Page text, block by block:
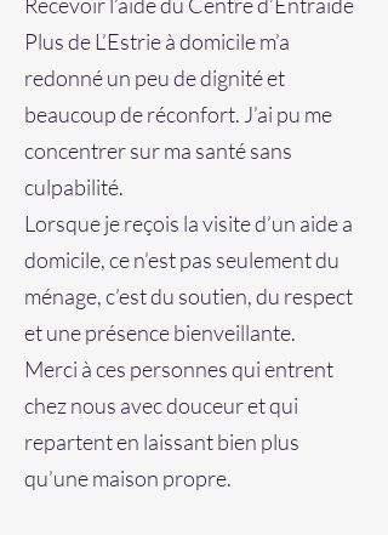
Plus de L’Estrie à domicile m’a
redonné un peu de dignité et
beaucoup de réconfort. J’ai pu me
concentrer sur ma santé sans
culpabilité.
Lorsque je reçois la visite d’un aide a
domicile, ce n’est pas seulement du
ménage, c’est du soutien, du respect
et une présence bienveillante.
Merci à ces personnes qui entrent
chez nous avec douceur et qui
repartent en laissant bien plus
qu’une maison propre.